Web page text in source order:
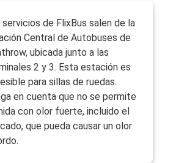
servicios de FlixBus salen de la
Central de Autobuses de
ubicada junto a las
2 y 3. Esta estación es
para sillas de ruedas.
en cuenta que no se permite
con olor fuerte, incluido el
que pueda causar un olor